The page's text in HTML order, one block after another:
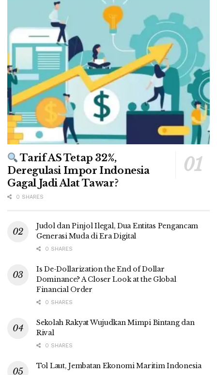
Tarif AS Tetap 32%,
Deregulasi Impor Indonesia
Gagal Jadi Alat Tawar?
0 SHARES
Judol dan Pinjol Ilegal, Dua Entitas Pengancam
Generasi Muda di Era Digital
0 SHARES
Is De-Dollarization the End of Dollar
Dominance? A Closer Look at the Global
Financial Order
0 SHARES
Sekolah Rakyat Wujudkan Mimpi Bintang dan
Rival
0 SHARES
Tol Laut, Jembatan Ekonomi Maritim Indonesia